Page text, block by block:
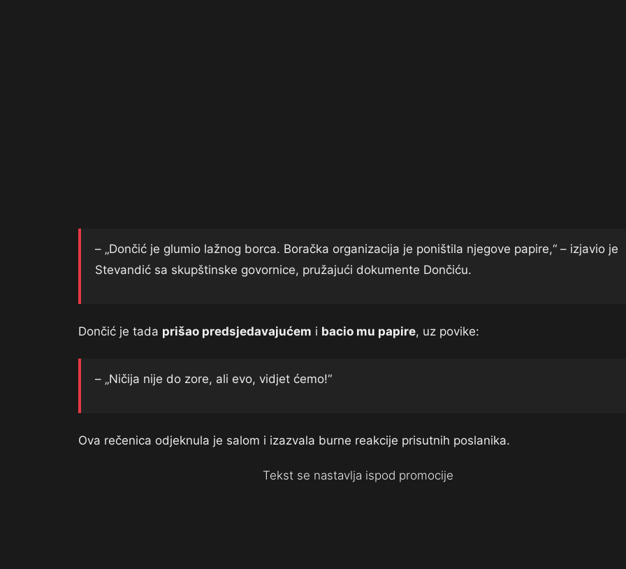
– „Dončić je glumio lažnog borca. Boračka organizacija je poništila njegove papire,“ – izjavio je
Stevandić sa skupštinske govornice, pružajući dokumente Dončiću.
Dončić je tada prišao predsjedavajućem i bacio mu papire, uz povike:
– „Ničija nije do zore, ali evo, vidjet ćemo!“
Ova rečenica odjeknula je salom i izazvala burne reakcije prisutnih poslanika.
Tekst se nastavlja ispod promocije